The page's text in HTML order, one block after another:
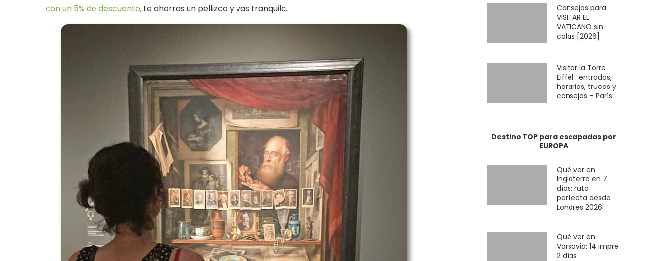
con un 5% de descuento, te ahorras un pellizco y vas tranquila.
Consejos para
VISITAR EL
VATICANO sin
colas [2026]
Visitar la Torre
Eiffel : entradas,
horarios, trucos y
consejos – París
Destino TOP para escapadas por
EUROPA
Qué ver en
Inglaterra en 7
días: ruta
perfecta desde
Londres 2026
Qué ver en
Varsovia: 14 imprescindibles en
2 días